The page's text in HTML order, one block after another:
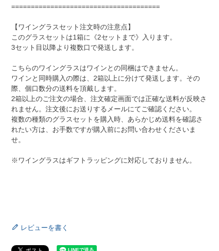
======================================
【ワイングラスセット注文時の注意点】
このグラスセットは1箱に《2セットまで》入ります。
3セット目以降より複数口で発送します。
こちらのワイングラスはワインとの同梱はできません。
ワインと同時購入の際は、2箱以上に分けて発送します。その
際、個口数分の送料を頂戴します。
2箱以上のご注文の場合、注文確定画面では正確な送料が反映さ
れません。注文後にお送りするメールにてご確認ください。
複数の種類のグラスセットを購入時、あらかじめ送料を確認さ
れたい方は、お手数ですが購入前にお問い合わせくださいま
せ。
※ワイングラスはギフトラッピングに対応しておりません。
レビューを書く